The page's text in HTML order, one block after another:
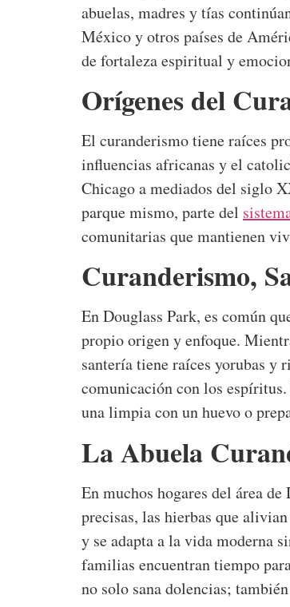
abuelas, madres y tías
México y otros países de
de fortaleza espiritual y
Orígenes del
El curanderismo tiene raíces
influencias africanas y el
Chicago a mediados del siglo
parque mismo, parte del
comunitarias que mantienen
Curanderismo,
En Douglass Park, es común
propio origen y enfoque.
santería tiene raíces yorubas y
comunicación con los
una limpia con un huevo o
La Abuela
En muchos hogares del área
precisas, las hierbas que
y se adapta a la vida moderna
familias encuentran tiempo
no solo sana dolencias;